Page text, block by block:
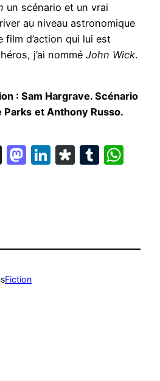
un scénario et un vrai
au niveau astronomique
film d’action qui lui est
j’ai nommé John Wick.
: Sam Hargrave. Scénario
Parks et Anthony Russo.
Threads
Mastodon
LinkedIn
Diaspora
Fiction